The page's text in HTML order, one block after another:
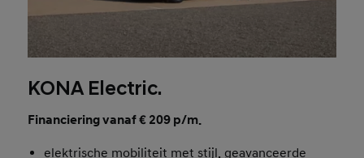
KONA Electric.
Financiering vanaf € 209 p/m.
elektrische mobiliteit met stijl, geavanceerde